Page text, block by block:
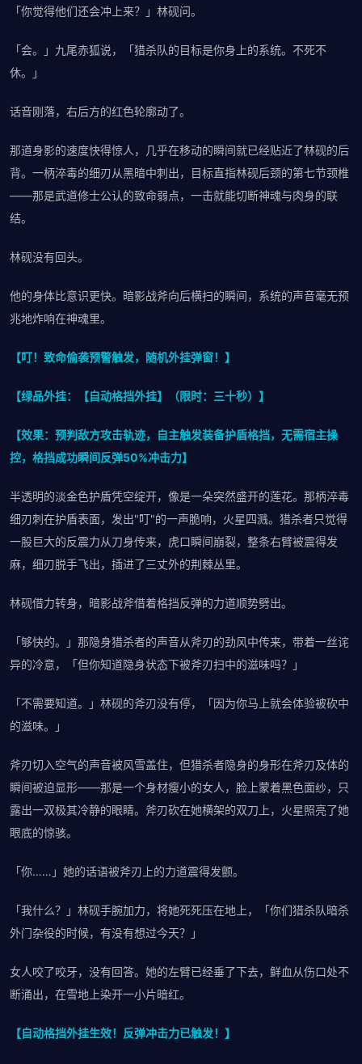
「你觉得他们还会冲上来？」林砚问。
「会。」九尾赤狐说，「猎杀队的目标是你身上的系统。不死不
休。」
话音刚落，右后方的红色轮廓动了。
那道身影的速度快得惊人，几乎在移动的瞬间就已经贴近了林砚的后
背。一柄淬毒的细刃从黑暗中刺出，目标直指林砚后颈的第七节颈椎
——那是武道修士公认的致命弱点，一击就能切断神魂与肉身的联
结。
林砚没有回头。
他的身体比意识更快。暗影战斧向后横扫的瞬间，系统的声音毫无预
兆地炸响在神魂里。
【叮！致命偷袭预警触发，随机外挂弹窗！】
【绿品外挂：【自动格挡外挂】（限时：三十秒）】
【效果：预判敌方攻击轨迹，自主触发装备护盾格挡，无需宿主操
控，格挡成功瞬间反弹50%冲击力】
半透明的淡金色护盾凭空绽开，像是一朵突然盛开的莲花。那柄淬毒
细刃刺在护盾表面，发出"叮"的一声脆响，火星四溅。猎杀者只觉得
一股巨大的反震力从刀身传来，虎口瞬间崩裂，整条右臂被震得发
麻，细刃脱手飞出，插进了三丈外的荆棘丛里。
林砚借力转身，暗影战斧借着格挡反弹的力道顺势劈出。
「够快的。」那隐身猎杀者的声音从斧刃的劲风中传来，带着一丝诧
异的冷意，「但你知道隐身状态下被斧刃扫中的滋味吗？」
「不需要知道。」林砚的斧刃没有停，「因为你马上就会体验被砍中
的滋味。」
斧刃切入空气的声音被风雪盖住，但猎杀者隐身的身形在斧刃及体的
瞬间被迫显形——那是一个身材瘦小的女人，脸上蒙着黑色面纱，只
露出一双极其冷静的眼睛。斧刃砍在她横架的双刀上，火星照亮了她
眼底的惊骇。
「你……」她的话语被斧刃上的力道震得发颤。
「我什么？」林砚手腕加力，将她死死压在地上，「你们猎杀队暗杀
外门杂役的时候，有没有想过今天？」
女人咬了咬牙，没有回答。她的左臂已经垂了下去，鲜血从伤口处不
断涌出，在雪地上染开一小片暗红。
【自动格挡外挂生效！反弹冲击力已触发！】